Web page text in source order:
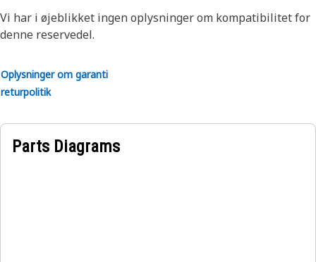
Vi har i øjeblikket ingen oplysninger om kompatibilitet for
denne reservedel.
Oplysninger om garanti
returpolitik
Parts Diagrams